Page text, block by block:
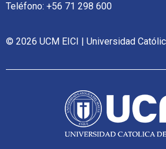
Teléfono: +56 71 298 600
© 2026 UCM EICI | Universidad